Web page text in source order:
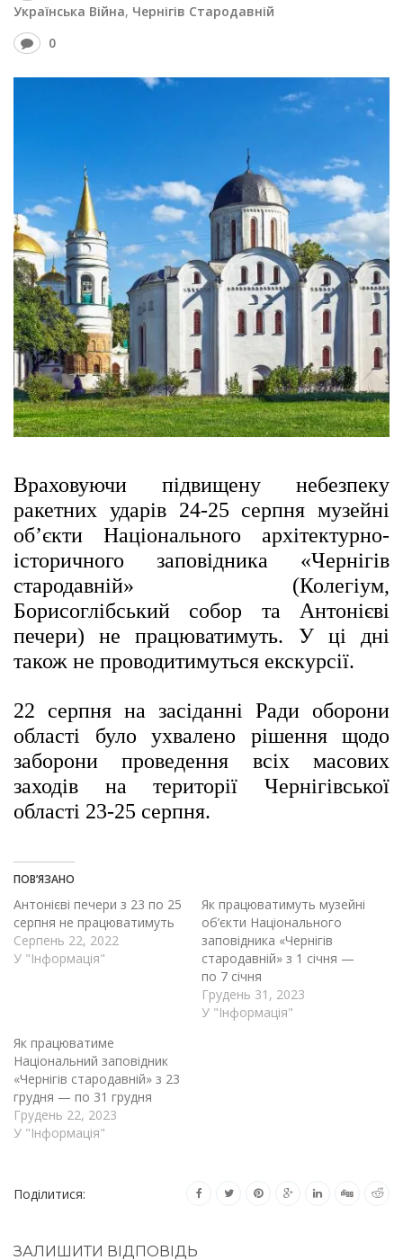
Українська Війна, Чернігів Стародавній
0
Враховуючи підвищену небезпеку
ракетних ударів 24-25 серпня музейні
об’єкти Національного архітектурно-
історичного заповідника «Чернігів
стародавній»
(Колегіум,
Борисоглібський собор та Антонієві
печери) не працюватимуть. У ці дні
також не проводитимуться екскурсії.
22 серпня на засіданні Ради оборони
області було ухвалено рішення щодо
заборони проведення всіх масових
заходів на території Чернігівської
області 23-25 серпня.
ПОВ’ЯЗАНО
Антонієві печери з 23 по 25
серпня не працюватимуть
Серпень 22, 2022
У "Інформація"
Як працюватимуть музейні
об’єкти Національного
заповідника «Чернігів
стародавній» з 1 січня —
по 7 січня
Грудень 31, 2023
У "Інформація"
Як працюватиме
Національний заповідник
«Чернігів стародавній» з 23
грудня — по 31 грудня
Грудень 22, 2023
У "Інформація"
Поділитися:
ЗАЛИШИТИ ВІДПОВІДЬ